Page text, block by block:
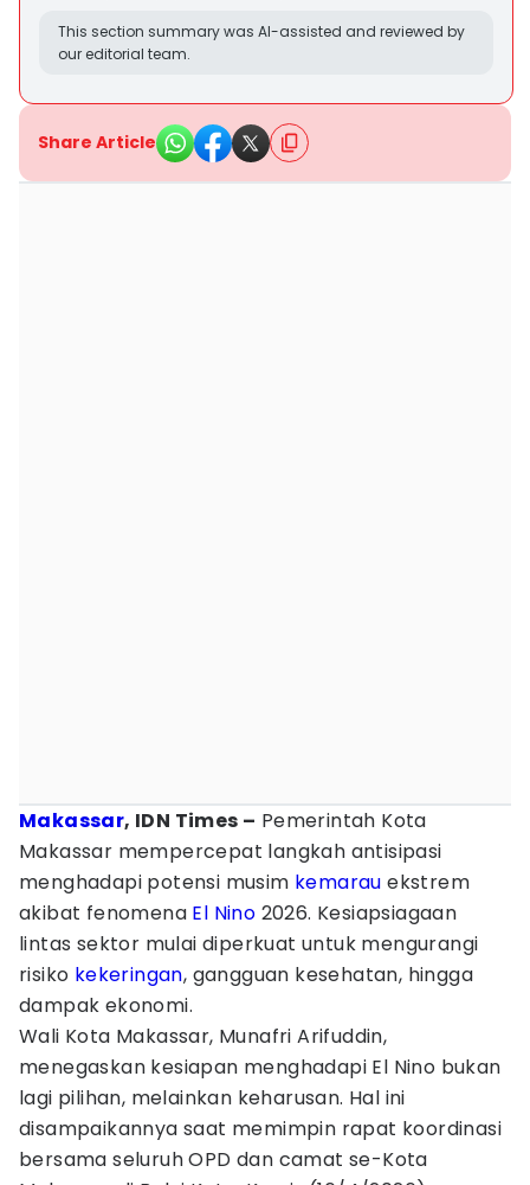
This section summary was AI-assisted and reviewed by
our editorial team.
Share Article
Makassar, IDN Times – Pemerintah Kota
Makassar mempercepat langkah antisipasi
menghadapi potensi musim kemarau ekstrem
akibat fenomena El Nino 2026. Kesiapsiagaan
lintas sektor mulai diperkuat untuk mengurangi
risiko kekeringan, gangguan kesehatan, hingga
dampak ekonomi.
Wali Kota Makassar, Munafri Arifuddin,
menegaskan kesiapan menghadapi El Nino bukan
lagi pilihan, melainkan keharusan. Hal ini
disampaikannya saat memimpin rapat koordinasi
bersama seluruh OPD dan camat se-Kota